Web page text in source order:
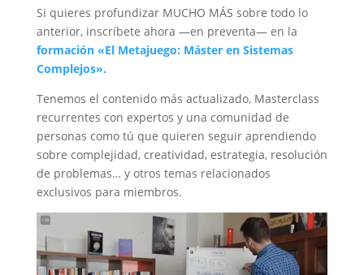
Si quieres profundizar MUCHO MÁS sobre todo lo
anterior, inscríbete ahora —en preventa— en la
formación «El Metajuego: Máster en Sistemas
Complejos».
Tenemos el contenido más actualizado, Masterclass
recurrentes con expertos y una comunidad de
personas como tú que quieren seguir aprendiendo
sobre complejidad, creatividad, estrategia, resolución
de problemas… y otros temas relacionados
exclusivos para miembros.